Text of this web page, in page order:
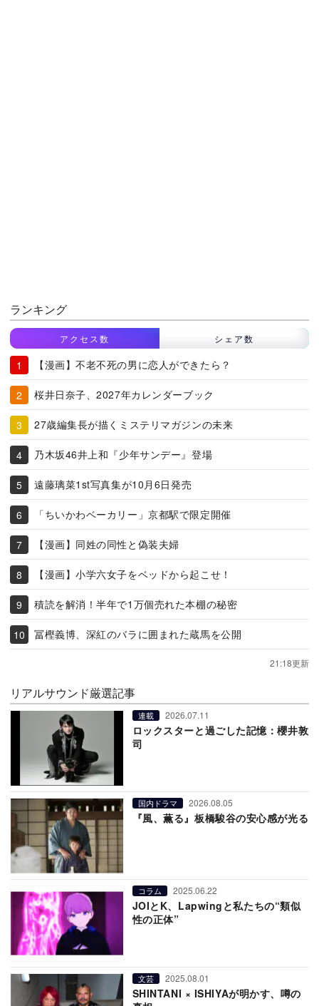
ランキング
アクセス数 シェア数
【漫画】不老不死の男に恋人ができたら？
桜井日奈子、2027年カレンダーブック
27歳編集長が描くミステリマガジンの未来
乃木坂46井上和『少年サンデー』登場
遠藤璃菜1st写真集が10月6日発売
「ちいかわベーカリー」京都駅で限定開催
【漫画】同姓の同性と偽装夫婦
【漫画】小学六女子をベッドから起こせ！
積読を解消！半年で1万個売れた本棚の秘密
冨樫義博、深紅のバラに囲まれた蔵馬を公開
21:18更新
リアルサウンド厳選記事
連載 2026.07.11
ロックスターと過ごした記憶：櫻井敦
司
国内ドラマ 2026.08.05
『風、薫る』板橋駿谷の安心感が光る
コラム 2025.06.22
JOIとK、Lapwingと私たちの“類似
性の正体”
文芸 2025.08.01
SHINTANI × ISHIYAが明かす、噂の